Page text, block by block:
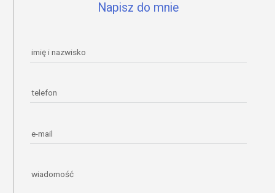
Napisz do mnie
imię i nazwisko
telefon
e-mail
wiadomość